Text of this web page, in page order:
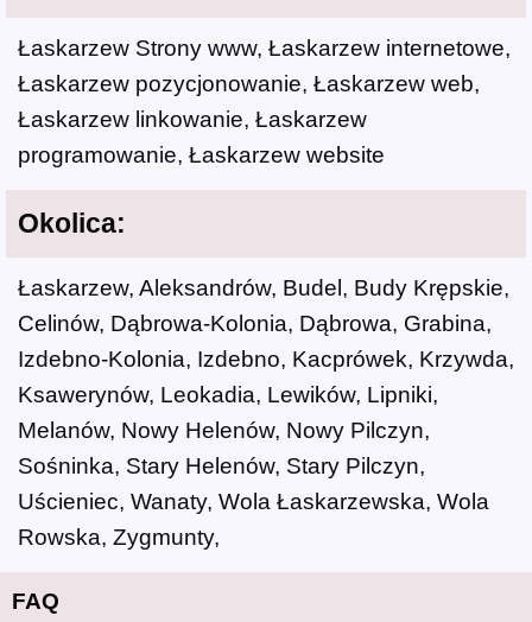
Łaskarzew Strony www, Łaskarzew internetowe,
Łaskarzew pozycjonowanie, Łaskarzew web,
Łaskarzew linkowanie, Łaskarzew
programowanie, Łaskarzew website
Okolica:
Łaskarzew, Aleksandrów, Budel, Budy Krępskie,
Celinów, Dąbrowa-Kolonia, Dąbrowa, Grabina,
Izdebno-Kolonia, Izdebno, Kacprówek, Krzywda,
Ksawerynów, Leokadia, Lewików, Lipniki,
Melanów, Nowy Helenów, Nowy Pilczyn,
Sośninka, Stary Helenów, Stary Pilczyn,
Uścieniec, Wanaty, Wola Łaskarzewska, Wola
Rowska, Zygmunty,
FAQ